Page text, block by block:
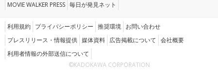
MOVIE WALKER PRESS 毎日が発見ネット
利用規約 プライバシーポリシー 推奨環境 お問い合わせ
プレスリリース・情報提供 媒体資料 広告掲載について 会社概要
利用者情報の外部送信について
©KADOKAWA CORPORATION